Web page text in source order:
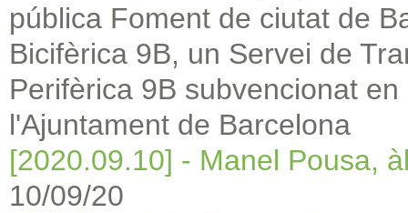
pública Foment de ciutat de
Bicifèrica 9B, un Servei de
Perifèrica 9B subvencionat
l'Ajuntament de Barcelona
[2020.09.10] - Manel Pousa,
10/09/20